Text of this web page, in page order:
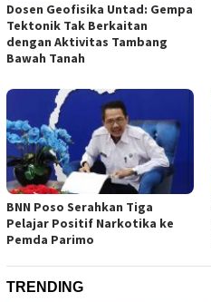
Dosen Geofisika Untad: Gempa
Tektonik Tak Berkaitan
dengan Aktivitas Tambang
Bawah Tanah
BNN Poso Serahkan Tiga
Pelajar Positif Narkotika ke
Pemda Parimo
TRENDING